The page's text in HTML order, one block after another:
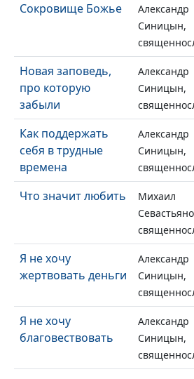
Сокровище Божье
Александр
Синицын,
Новая заповедь,
про которую
забыли
Александр
Синицын,
Как поддержать
себя в трудные
времена
Александр
Синицын,
Что значит любить
Михаил
Я не хочу
жертвовать деньги
Александр
Синицын,
Я не хочу
благовествовать
Александр
Синицын,